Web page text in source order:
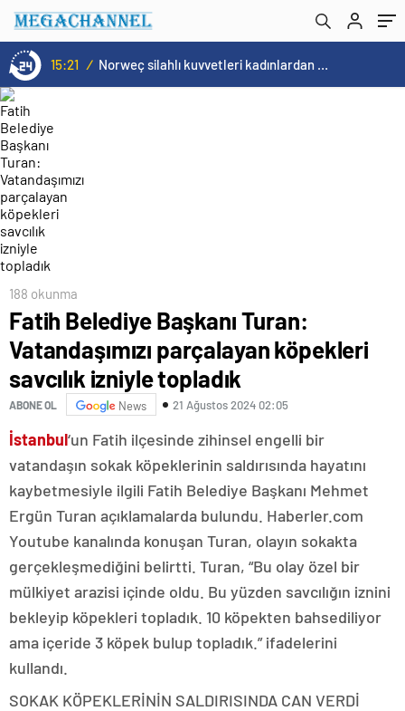
15:21 / Norweç silahlı kuvvetleri kadınlardan oluşan özel kuvvetler eğitimlerini başlattı.
188 okunma
Fatih Belediye Başkanı Turan:
Vatandaşımızı parçalayan köpekleri
savcılık izniyle topladık
ABONE OL News 21 Ağustos 2024 02:05
İstanbul‘un Fatih ilçesinde zihinsel engelli bir
vatandaşın sokak köpeklerinin saldırısında hayatını
kaybetmesiyle ilgili Fatih Belediye Başkanı Mehmet
Ergün Turan açıklamalarda bulundu. Haberler.com
Youtube kanalında konuşan Turan, olayın sokakta
gerçekleşmediğini belirtti. Turan, “Bu olay özel bir
mülkiyet arazisi içinde oldu. Bu yüzden savcılığın iznini
bekleyip köpekleri topladık. 10 köpekten bahsediliyor
ama içeride 3 köpek bulup topladık.” ifadelerini
kullandı.
SOKAK KÖPEKLERİNİN SALDIRISINDA CAN VERDİ